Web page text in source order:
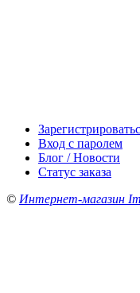
Вход с паролем
Блог / Новости
Статус заказа
© Интернет-магазин